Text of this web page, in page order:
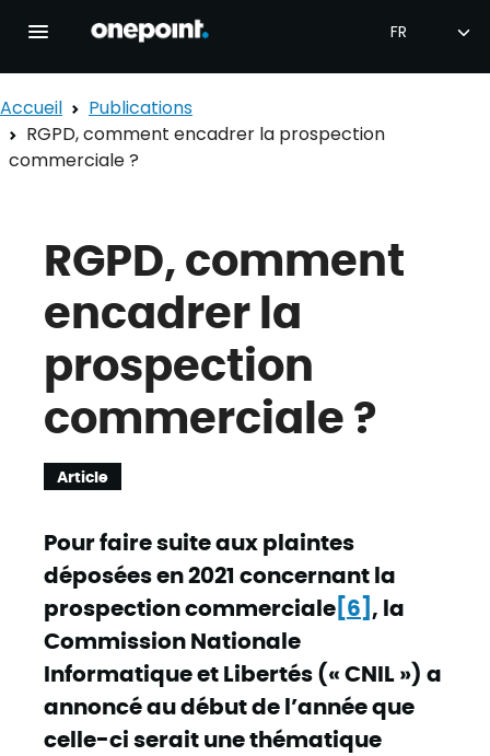
Accueil Onepoint
Accueil
Publications
RGPD, comment encadrer la prospection
commerciale ?
RGPD, comment
encadrer la
prospection
commerciale ?
Article
Pour faire suite aux plaintes
déposées en 2021 concernant la
prospection commerciale [6] , la
Commission Nationale
Informatique et Libertés (« CNIL ») a
annoncé au début de l’année que
celle-ci serait une thématique